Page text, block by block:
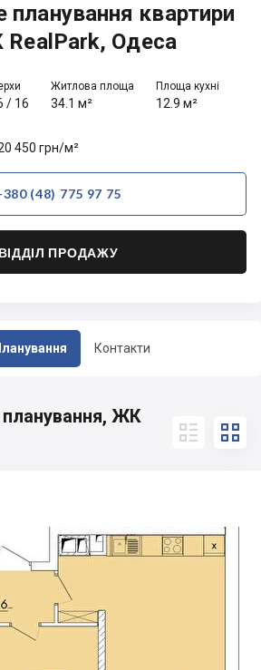
Контакти
планування квартири
Одеса
/ 16
Житлова площа
34.1 м²
Площа кухні
12.9 м²
450 грн/м²
(48) 775 97 75
ВІДДІЛ ПРОДАЖУ
планування, ЖК
 